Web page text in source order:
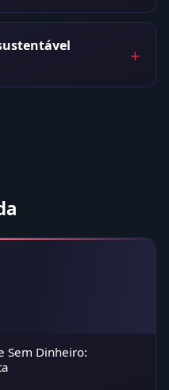
Sem Dinheiro: